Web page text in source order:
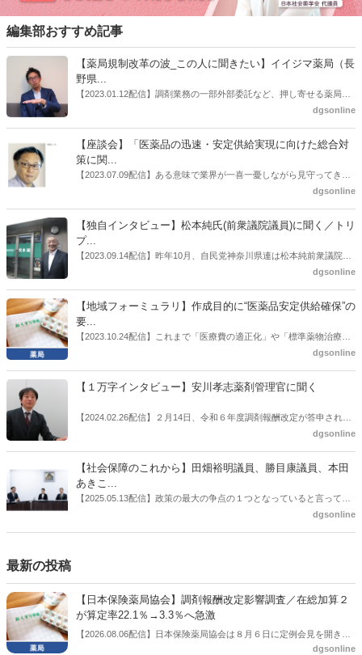
編集部おすすめ記事
【薬局規制改革の波_この人に聞きたい】イイジマ薬局（長
野県...
【2023.01.12配信】調剤業務の一部外部委託など、押し寄せる薬局業
界への規制改革の波。この規制改革の波を薬局業界はどう受け止めた
はないだろうか。本紙ではこうした問題について、厚労省「薬局薬剤
師の業務及び薬局の機能に関するワーキンググループ」に参考人とし
ても出席していたイイジマ薬局（長野県上田市）開設者である飯島裕
dgsonline
【座談会】「医薬品の迅速・安定供給実現に向けた総合対
策に関...
【2023.07.09配信】ある意味で業界が一喜一憂しながら見守ってきた
厚労省「医薬品の迅速・安定供給実現に向けた総合対策に関する有識
書がとりまとめられた。ドラビズon-lineでは検討会を総括する目的で
厚労省医政局医薬産業振興・医療情報企画課長（医薬産業振興・医療
情報企画課セルフケア・セルフメディケーション推進室長併任）安藤
公一氏や青山学院大学名誉教授の三村優美子氏、 日本保険薬局協会医
dgsonline
【独自インタビュー】松本純氏(前衆議院議員)に聞く／トリ
プ...
【2023.09.14配信】昨年10月、自民党神奈川県連は松本純前衆議院議
員を「自民党神奈川1区」（横浜市中区・磯子区・金沢区）の支部長
候補の前提となるもの。薬剤師に関わる政策に広く・深く関わってき
た同氏の復活に向けた薬剤師業界の期待には熱いものがある。不透明
感の払拭できない医療・介護・障害者サービスのトリプル改定等へ
の、薬剤師業界の強い危機感の裏返しといってもいいだろう。本稿で
dgsonline
【地域フォーミュラリ】作成目的に“医薬品安定供給確保”の
要...
【2023.10.24配信】これまで「医療費の適正化」や「標準薬物治療の
推進」などが目的とされることが多かった地域フォーミュラリの作
た。医薬品の安定供給確保だ。10月22日に開かれた「日本フォーミュ
飯田市）は、会員薬局から安定供給確保への強い要望があったことを
受け、安定供給確保が見込めるPPI３成分について銘柄を含めて選定
dgsonline
【１万字インタビュー】安川孝志薬剤管理官に聞く
【2024.02.26配信】２月14日、令和６年度調剤報酬改定が答申され
た。本紙では、厚生労働省保険局医療課・薬剤管理官の安川孝志氏
dgsonline
【社会保障のこれから】田畑裕明議員、勝目康議員、本田
あきこ...
【2025.05.13配信】政策の最大の争点の１つとなっていると言っても
よいのが社会保障のこれからのあり方だ。特に与党では、政府関係者
dgsonline
最新の投稿
【日本保険薬局協会】調剤報酬改定影響調査／在総加算２
が算定率22.1％→3.3％へ急激
【2026.08.06配信】日本保険薬局協会は８月６日に定例会見を開き、
「令和８年度調剤報酬改定に係る保険薬局への影響」の調査結果を公
dgsonline